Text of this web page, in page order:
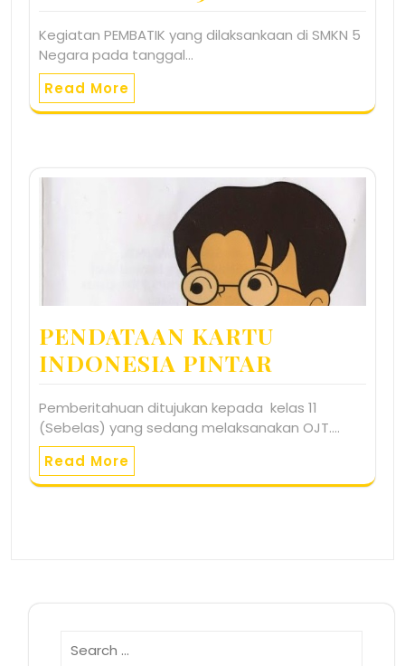
Kegiatan PEMBATIK yang dilaksankaan di SMKN 5
Negara pada tanggal…
Read More
PENDATAAN KARTU
INDONESIA PINTAR
Pemberitahuan ditujukan kepada kelas 11
(Sebelas) yang sedang melaksanakan OJT.…
Read More